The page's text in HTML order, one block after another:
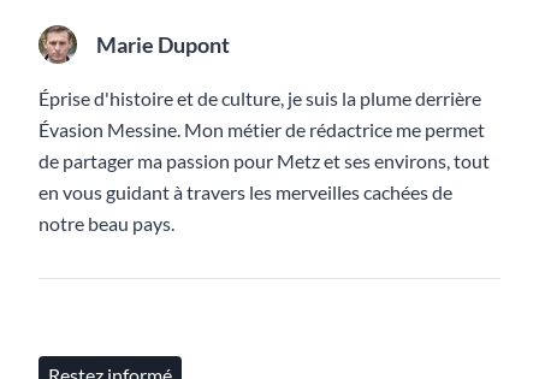
Marie Dupont
Éprise d'histoire et de culture, je suis la plume derrière
Évasion Messine. Mon métier de rédactrice me permet
de partager ma passion pour Metz et ses environs, tout
en vous guidant à travers les merveilles cachées de
notre beau pays.